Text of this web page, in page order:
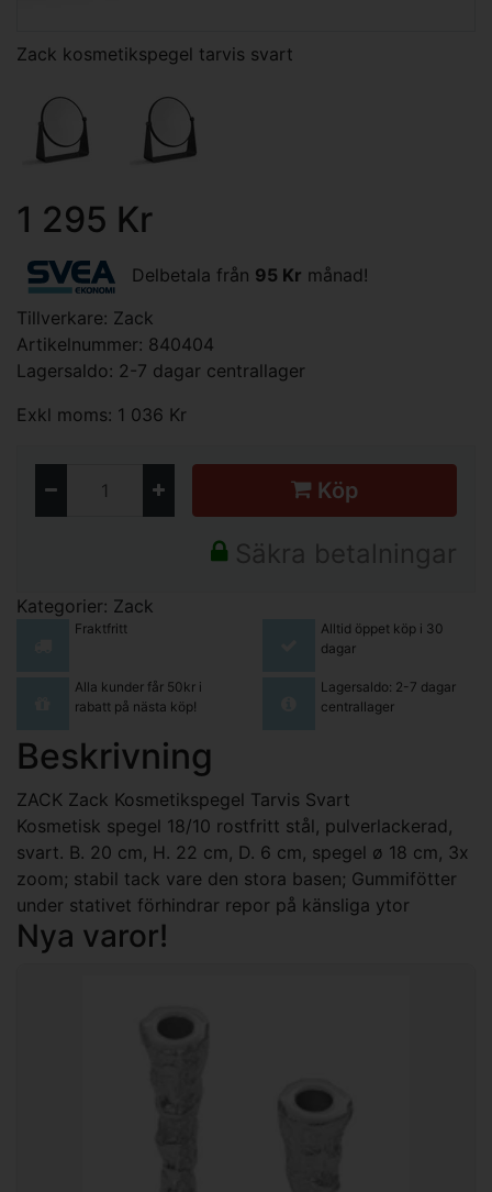
Zack kosmetikspegel tarvis svart
1 295 Kr
Delbetala från 95 Kr månad!
Tillverkare: Zack
Artikelnummer: 840404
Lagersaldo: 2-7 dagar centrallager
Exkl moms: 1 036 Kr
Köp
Säkra betalningar
Kategorier: Zack
Fraktfritt
Alltid öppet köp i 30
dagar
Alla kunder får 50kr i
rabatt på nästa köp!
Lagersaldo: 2-7 dagar
centrallager
Beskrivning
ZACK Zack Kosmetikspegel Tarvis Svart
Kosmetisk spegel 18/10 rostfritt stål, pulverlackerad,
svart. B. 20 cm, H. 22 cm, D. 6 cm, spegel ø 18 cm, 3x
zoom; stabil tack vare den stora basen; Gummifötter
under stativet förhindrar repor på känsliga ytor
Nya varor!